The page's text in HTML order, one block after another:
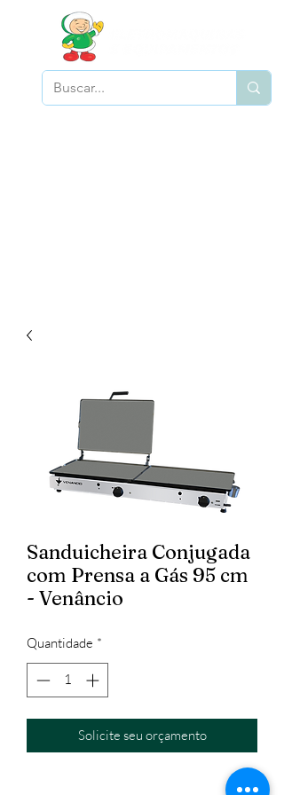
Sanduicheira Conjugada
com Prensa a Gás 95 cm
- Venâncio
Quantidade *
Solicite seu orçamento